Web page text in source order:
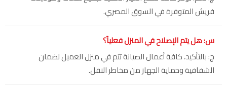
فريش المتوفرة في السوق المصري.
س: هل يتم الإصلاح في المنزل فعلياً؟
ج: بالتأكيد، كافة أعمال الصيانة تتم في منزل العميل لضمان
الشفافية وحماية الجهاز من مخاطر النقل.